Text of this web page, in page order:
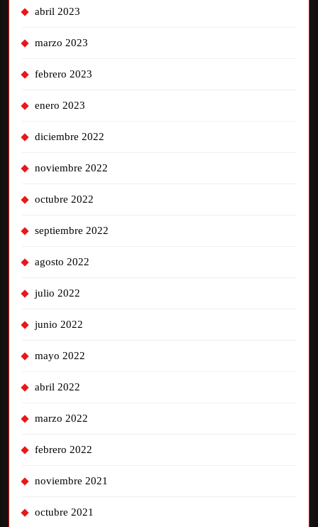
abril 2023
marzo 2023
febrero 2023
enero 2023
diciembre 2022
noviembre 2022
octubre 2022
septiembre 2022
agosto 2022
julio 2022
junio 2022
mayo 2022
abril 2022
marzo 2022
febrero 2022
noviembre 2021
octubre 2021